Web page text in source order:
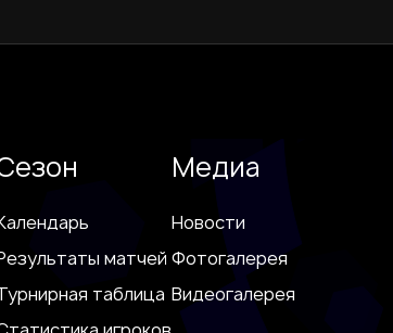
матчей
таблица
Медиа
Новости
Фотогалерея
Видеогалерея